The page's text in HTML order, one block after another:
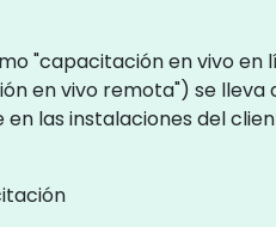
"capacitación en vivo
en vivo remota") se lleva
las instalaciones del